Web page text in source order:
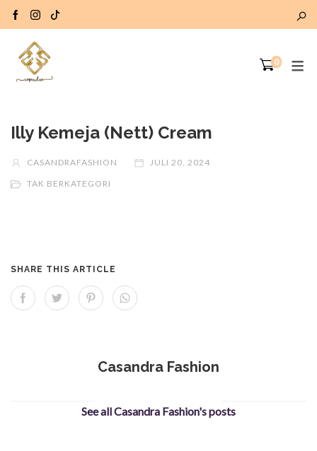
0
Illy Kemeja (Nett) Cream
CASANDRAFASHION
JULI 20, 2024
TAK BERKATEGORI
SHARE THIS ARTICLE
Casandra Fashion
See all Casandra Fashion's posts